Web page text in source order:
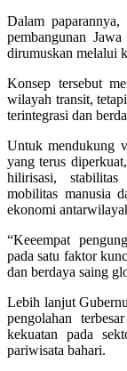
Dalam
pembangunan
dirumuskan melalui
Konsep tersebut
wilayah transit,
terintegrasi dan
Untuk mendukung
yang terus
hilirisasi, stabilitas
mobilitas manusia
ekonomi
“Keeempat
pada satu faktor
dan berdaya saing
Lebih lanjut
pengolahan
kekuatan pada
pariwisata bahari.